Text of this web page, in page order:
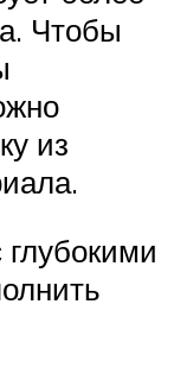
Чтобы
из